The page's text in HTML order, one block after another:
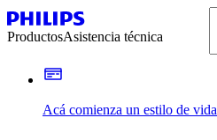
ProductosAsistencia técnica
Acá comienza un estilo de